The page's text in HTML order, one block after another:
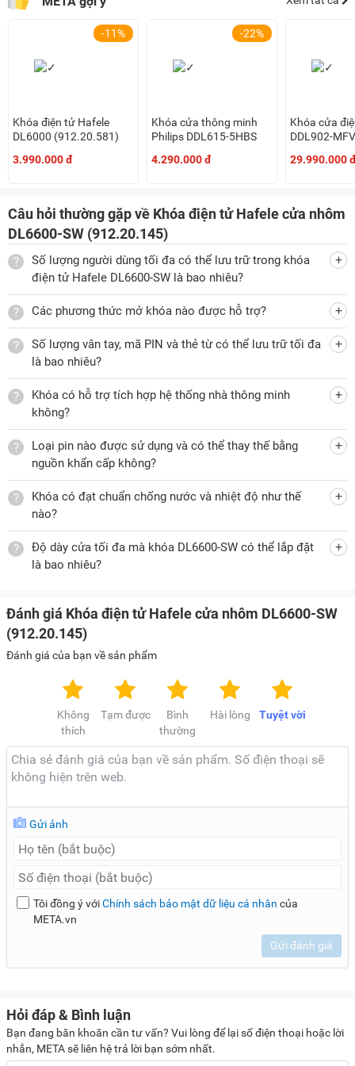
-11%
Khóa điện tử Hafele
DL6000 (912.20.581)
3.990.000 đ
-22%
Khóa cửa thông minh
Philips DDL615-5HBS
4.290.000 đ
Khóa cửa
DDL902-
29.990.000 đ
Câu hỏi thường gặp về Khóa điện tử Hafele cửa nhôm
DL6600-SW (912.20.145)
Số lượng người dùng tối đa có thể lưu trữ trong khóa
điện tử Hafele DL6600-SW là bao nhiêu?
Các phương thức mở khóa nào được hỗ trợ?
Số lượng vân tay, mã PIN và thẻ từ có thể lưu trữ tối đa
là bao nhiêu?
Khóa có hỗ trợ tích hợp hệ thống nhà thông minh
không?
Loại pin nào được sử dụng và có thể thay thế bằng
nguồn khẩn cấp không?
Khóa có đạt chuẩn chống nước và nhiệt độ như thế
nào?
Độ dày cửa tối đa mà khóa DL6600-SW có thể lắp đặt
là bao nhiêu?
Đánh giá Khóa điện tử Hafele cửa nhôm DL6600-SW
(912.20.145)
Đánh giá của bạn về sản phẩm
Tuyệt vời
Hài lòng
Bình
thường
Tạm được
Không
thích
Gửi ảnh
Tôi đồng ý vớiChính sách bảo mật dữ liệu cá nhân của
META.vn
Gửi đánh giá
Hỏi đáp & Bình luận
Bạn đang băn khoăn cần tư vấn? Vui lòng để lại số điện thoại hoặc lời
nhắn, META sẽ liên hệ trả lời bạn sớm nhất.